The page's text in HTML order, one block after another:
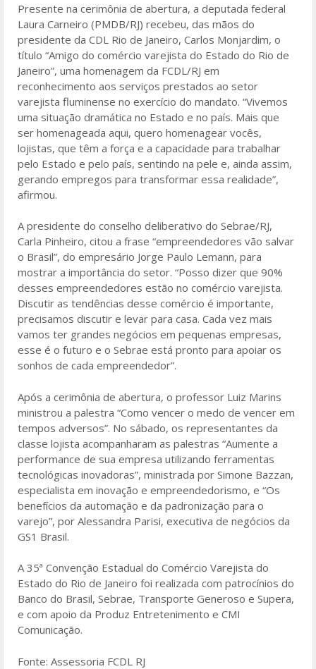
Presente na cerimônia de abertura, a deputada federal
Laura Carneiro (PMDB/RJ) recebeu, das mãos do
presidente da CDL Rio de Janeiro, Carlos Monjardim, o
título “Amigo do comércio varejista do Estado do Rio de
Janeiro”, uma homenagem da FCDL/RJ em
reconhecimento aos serviços prestados ao setor
varejista fluminense no exercício do mandato. “Vivemos
uma situação dramática no Estado e no país. Mais que
ser homenageada aqui, quero homenagear vocês,
lojistas, que têm a força e a capacidade para trabalhar
pelo Estado e pelo país, sentindo na pele e, ainda assim,
gerando empregos para transformar essa realidade”,
afirmou.
A presidente do conselho deliberativo do Sebrae/RJ,
Carla Pinheiro, citou a frase “empreendedores vão salvar
o Brasil”, do empresário Jorge Paulo Lemann, para
mostrar a importância do setor. “Posso dizer que 90%
desses empreendedores estão no comércio varejista.
Discutir as tendências desse comércio é importante,
precisamos discutir e levar para casa. Cada vez mais
vamos ter grandes negócios em pequenas empresas,
esse é o futuro e o Sebrae está pronto para apoiar os
sonhos de cada empreendedor”.
Após a cerimônia de abertura, o professor Luiz Marins
ministrou a palestra “Como vencer o medo de vencer em
tempos adversos”. No sábado, os representantes da
classe lojista acompanharam as palestras “Aumente a
performance de sua empresa utilizando ferramentas
tecnológicas inovadoras”, ministrada por Simone Bazzan,
especialista em inovação e empreendedorismo, e “Os
benefícios da automação e da padronização para o
varejo”, por Alessandra Parisi, executiva de negócios da
GS1 Brasil.
A 35ª Convenção Estadual do Comércio Varejista do
Estado do Rio de Janeiro foi realizada com patrocínios do
Banco do Brasil, Sebrae, Transporte Generoso e Supera,
e com apoio da Produz Entretenimento e CMI
Comunicação.
Fonte: Assessoria FCDL RJ